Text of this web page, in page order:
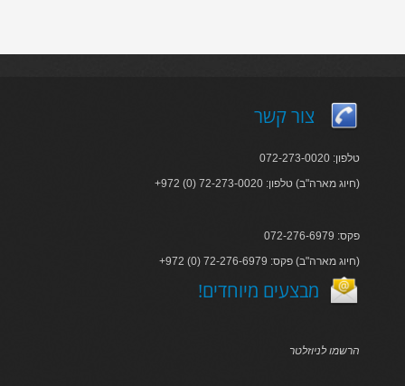
צור קשר
טלפון: 072-273-0020
+972 (0) 72-273-0020 :חיוג מארה"ב) טלפון)
פקס: 072-276-6979
+972 (0) 72-276-6979 :חיוג מארה"ב) פקס)
!מבצעים מיוחדים
הרשמו לניוזלטר